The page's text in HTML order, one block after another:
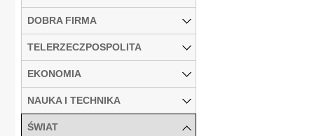
DOBRA FIRMA
TELERZECZPOSPOLITA
EKONOMIA
NAUKA I TECHNIKA
ŚWIAT